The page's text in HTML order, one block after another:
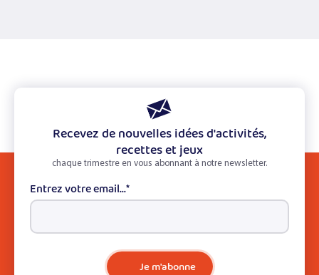
Recevez de nouvelles idées d'activités,
recettes et jeux
chaque trimestre en vous abonnant à notre newsletter.
Entrez votre email...*
Je m'abonne